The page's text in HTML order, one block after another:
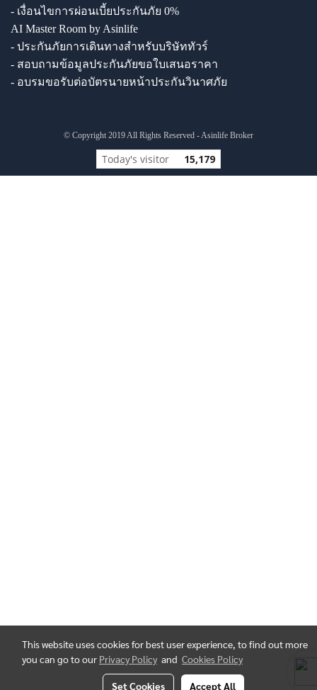
- เงื่อนไขการผ่อนเบี้ยประกันภัย 0%
AI Master Room by Asinlife
- ประกันภัยการเดินทางสำหรับบริษัททัวร์
- สอบถามข้อมูลประกันภัยขอใบเสนอราคา
- อบรมขอรับต่อบัตรนายหน้าประกันวินาศภัย
© Copyright 2019 All Rights Reserved - Asinlife Broker
Today's visitor 15,179
This website uses cookies for best user experience, to find out more
you can go to our Privacy Policy and Cookies Policy
Set Cookies Accept All